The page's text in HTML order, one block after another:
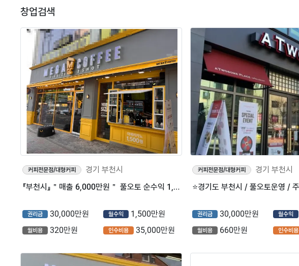
창업검색
커피전문점/대형커피
경기 부천시
『부천시』＂매출 6,000만원＂ 풀오토 순수익 1,500만원【메가커피】
권리금 30,000만원 월수익 1,500만원
월비용 320만원 인수비용 35,000만원
커피전문점/대형커피
경기 부천시
권리금 30,000만원 월수익
월비용 660만원 인수비용